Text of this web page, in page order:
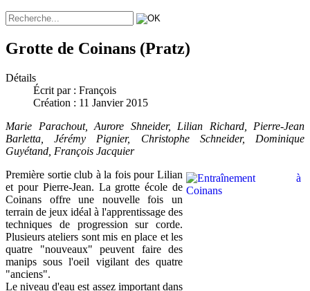
Grotte de Coinans (Pratz)
Détails
Écrit par : François
Création : 11 Janvier 2015
Marie Parachout, Aurore Shneider, Lilian Richard, Pierre-Jean
Barletta, Jérémy Pignier, Christophe Schneider, Dominique
Guyétand, François Jacquier
Première sortie club à la fois pour Lilian
et pour Pierre-Jean. La grotte école de
Coinans offre une nouvelle fois un
terrain de jeux idéal à l'apprentissage des
techniques de progression sur corde.
Plusieurs ateliers sont mis en place et les
quatre "nouveaux" peuvent faire des
manips sous l'oeil vigilant des quatre
"anciens".
Le niveau d'eau est assez important dans